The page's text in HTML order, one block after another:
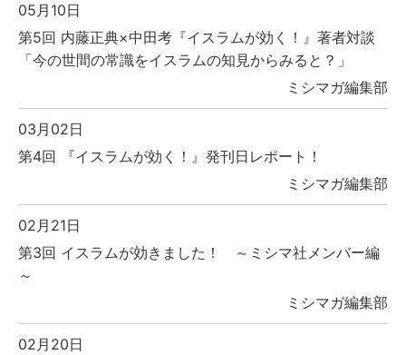
05月10日
第5回 内藤正典×中田考『イスラムが効く！』著者対談
「今の世間の常識をイスラムの知見からみると？」
ミシマガ編集部
03月02日
第4回 『イスラムが効く！』発刊日レポート！
ミシマガ編集部
02月21日
第3回 イスラムが効きました！ ～ミシマ社メンバー編
～
ミシマガ編集部
02月20日